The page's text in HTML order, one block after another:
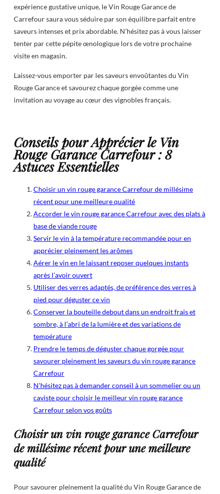
expérience gustative unique, le Vin Rouge Garance de
Carrefour saura vous séduire par son équilibre parfait entre
saveurs intenses et prix abordable. N’hésitez pas à vous laisser
tenter par cette pépite œnologique lors de votre prochaine
visite en magasin.
Laissez-vous emporter par les saveurs envoûtantes du Vin
Rouge Garance et savourez chaque gorgée comme une
invitation au voyage au cœur des vignobles français.
Conseils pour Apprécier le Vin
Rouge Garance Carrefour : 8
Astuces Essentielles
Choisir un vin rouge garance Carrefour de millésime
récent pour une meilleure qualité
Accorder le vin rouge garance Carrefour avec des plats à
base de viande rouge
Servir le vin à la température recommandée pour en
apprécier pleinement les arômes
Aérer le vin en le laissant reposer quelques instants
après l’avoir ouvert
Utiliser des verres adaptés, de préférence des verres à
pied pour déguster ce vin
Conserver la bouteille debout dans un endroit frais et
sombre, à l’abri de la lumière et des variations de
température
Prendre le temps de déguster chaque gorgée pour
savourer pleinement les saveurs du vin rouge garance
Carrefour
N’hésitez pas à demander conseil à un sommelier ou un
caviste pour choisir le meilleur vin rouge garance
Carrefour selon vos goûts
Choisir un vin rouge garance Carrefour
de millésime récent pour une meilleure
qualité
Pour savourer pleinement la qualité du Vin Rouge Garance de